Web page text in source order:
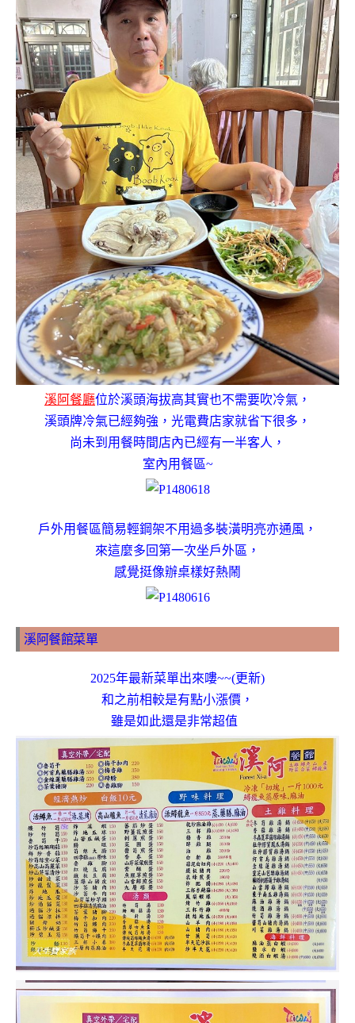
溪阿餐廳位於溪頭海拔高其實也不需要吹冷氣，
溪頭牌冷氣已經夠強，光電費店家就省下很多，
尚未到用餐時間店內已經有一半客人，
室內用餐區~
戶外用餐區簡易輕鋼架不用過多裝潢明亮亦通風 ，
來這麼多回第一次坐戶外區，
感覺挺像辦桌樣好熱鬧
溪阿餐館菜單
2025年最新菜單出來嘍~~(更新)
和之前相較是有點小漲價，
雖是如此還是非常超值